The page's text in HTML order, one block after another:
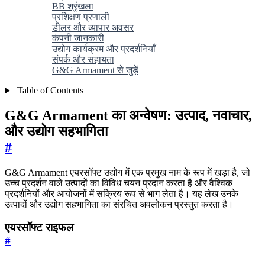
BB श्रृंखला
प्रशिक्षण प्रणाली
डीलर और व्यापार अवसर
कंपनी जानकारी
उद्योग कार्यक्रम और प्रदर्शनियाँ
संपर्क और सहायता
G&G Armament से जुड़ें
Table of Contents
G&G Armament का अन्वेषण: उत्पाद, नवाचार,
और उद्योग सहभागिता
#
G&G Armament एयरसॉफ्ट उद्योग में एक प्रमुख नाम के रूप में खड़ा है, जो
उच्च प्रदर्शन वाले उत्पादों का विविध चयन प्रदान करता है और वैश्विक
प्रदर्शनियों और आयोजनों में सक्रिय रूप से भाग लेता है। यह लेख उनके
उत्पादों और उद्योग सहभागिता का संरचित अवलोकन प्रस्तुत करता है।
एयरसॉफ्ट राइफल
#